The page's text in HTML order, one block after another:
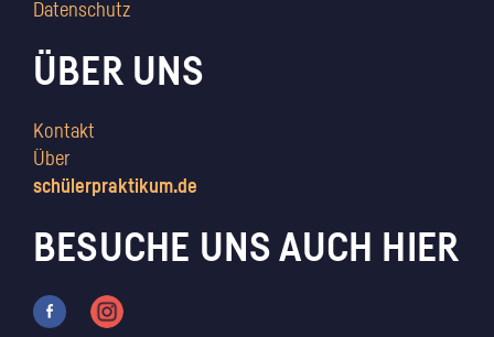
Datenschutz
ÜBER UNS
Kontakt
Über
schülerpraktikum.de
BESUCHE UNS AUCH HIER